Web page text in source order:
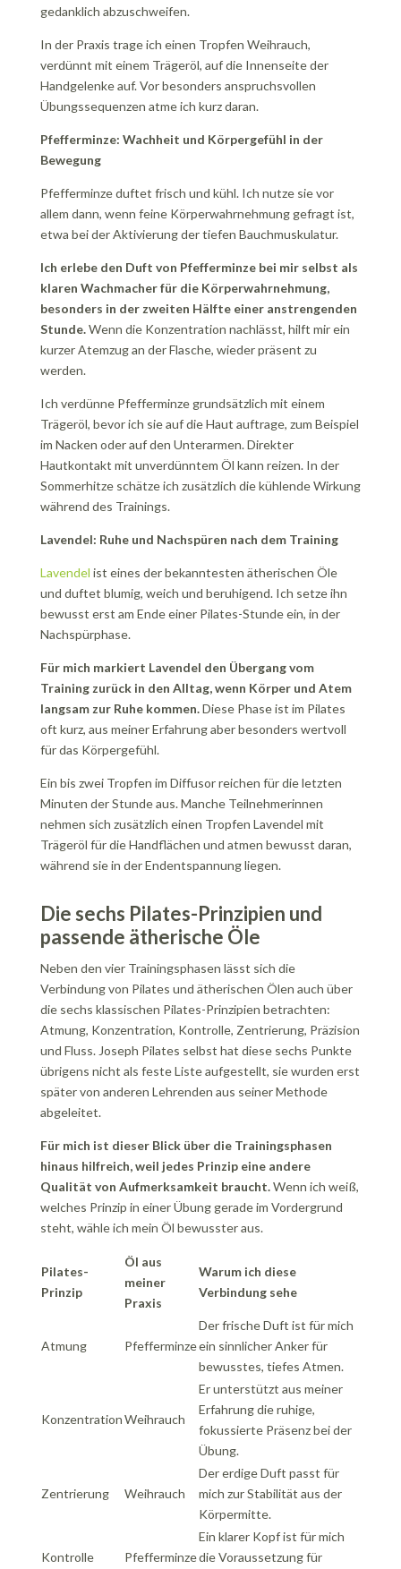
gedanklich abzuschweifen.
In der Praxis trage ich einen Tropfen Weihrauch,
verdünnt mit einem Trägeröl, auf die Innenseite der
Handgelenke auf. Vor besonders anspruchsvollen
Übungssequenzen atme ich kurz daran.
Pfefferminze: Wachheit und Körpergefühl in der
Bewegung
Pfefferminze duftet frisch und kühl. Ich nutze sie vor
allem dann, wenn feine Körperwahrnehmung gefragt ist,
etwa bei der Aktivierung der tiefen Bauchmuskulatur.
Ich erlebe den Duft von Pfefferminze bei mir selbst als
klaren Wachmacher für die Körperwahrnehmung,
besonders in der zweiten Hälfte einer anstrengenden
Stunde.Wenn die Konzentration nachlässt, hilft mir ein
kurzer Atemzug an der Flasche, wieder präsent zu
werden.
Ich verdünne Pfefferminze grundsätzlich mit einem
Trägeröl, bevor ich sie auf die Haut auftrage, zum Beispiel
im Nacken oder auf den Unterarmen. Direkter
Hautkontakt mit unverdünntem Öl kann reizen. In der
Sommerhitze schätze ich zusätzlich die kühlende Wirkung
während des Trainings.
Lavendel: Ruhe und Nachspüren nach dem Training
Lavendel ist eines der bekanntesten ätherischen Öle
und duftet blumig, weich und beruhigend. Ich setze ihn
bewusst erst am Ende einer Pilates-Stunde ein, in der
Nachspürphase.
Für mich markiert Lavendel den Übergang vom
Training zurück in den Alltag, wenn Körper und Atem
langsam zur Ruhe kommen.Diese Phase ist im Pilates
oft kurz, aus meiner Erfahrung aber besonders wertvoll
für das Körpergefühl.
Ein bis zwei Tropfen im Diffusor reichen für die letzten
Minuten der Stunde aus. Manche Teilnehmerinnen
nehmen sich zusätzlich einen Tropfen Lavendel mit
Trägeröl für die Handflächen und atmen bewusst daran,
während sie in der Endentspannung liegen.
Die sechs Pilates-Prinzipien und
passende ätherische Öle
Neben den vier Trainingsphasen lässt sich die
Verbindung von Pilates und ätherischen Ölen auch über
die sechs klassischen Pilates-Prinzipien betrachten:
Atmung, Konzentration, Kontrolle, Zentrierung, Präzision
und Fluss. Joseph Pilates selbst hat diese sechs Punkte
übrigens nicht als feste Liste aufgestellt, sie wurden erst
später von anderen Lehrenden aus seiner Methode
abgeleitet.
Für mich ist dieser Blick über die Trainingsphasen
hinaus hilfreich, weil jedes Prinzip eine andere
Qualität von Aufmerksamkeit braucht.Wenn ich weiß,
welches Prinzip in einer Übung gerade im Vordergrund
steht, wähle ich mein Öl bewusster aus.
Pilates-
Prinzip
Öl aus
meiner
Praxis
Warum ich diese
Verbindung sehe
Atmung Pfefferminze
Der frische Duft ist für mich
ein sinnlicher Anker für
bewusstes, tiefes Atmen.
KonzentrationWeihrauch
Er unterstützt aus meiner
Erfahrung die ruhige,
fokussierte Präsenz bei der
Übung.
Zentrierung Weihrauch
Der erdige Duft passt für
mich zur Stabilität aus der
Körpermitte.
Kontrolle Pfefferminze
Ein klarer Kopf ist für mich
die Voraussetzung für